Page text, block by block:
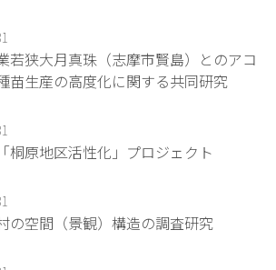
若狭大月真珠（志摩市賢島）とのアコ
苗生産の高度化に関する共同研究
桐原地区活性化」プロジェクト
の空間（景観）構造の調査研究